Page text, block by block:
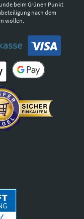
beim Grünen Punkt
nach dem
wollen.